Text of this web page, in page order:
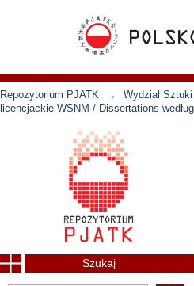
Repozytorium PJATK →
Wydział
licencjackie WSNM / Dissertations
Szukaj